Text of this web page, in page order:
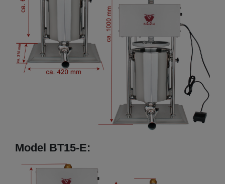
Model BT15-E: